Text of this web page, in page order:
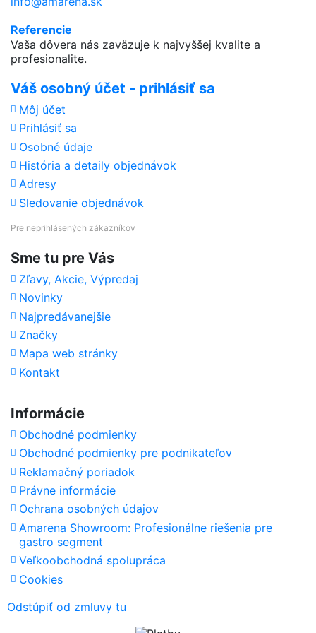
Referencie
Vaša dôvera nás zaväzuje k najvyššej kvalite a
profesionalite.
Váš osobný účet - prihlásiť sa
Môj účet
Prihlásiť sa
Osobné údaje
História a detaily objednávok
Adresy
Sledovanie objednávok
Pre neprihlásených zákazníkov
Sme tu pre Vás
Zľavy, Akcie, Výpredaj
Novinky
Najpredávanejšie
Značky
Mapa web stránky
Kontakt
Informácie
Obchodné podmienky
Obchodné podmienky pre podnikateľov
Reklamačný poriadok
Právne informácie
Ochrana osobných údajov
Amarena Showroom: Profesionálne riešenia pre
gastro segment
Veľkoobchodná spolupráca
Cookies
Odstúpiť od zmluvy tu